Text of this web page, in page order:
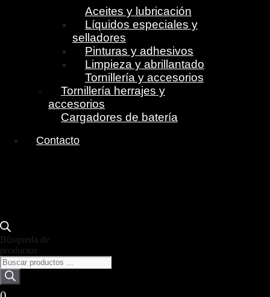
Aceites y lubricación
Líquidos especiales y
selladores
Pinturas y adhesivos
Limpieza y abrillantado
Tornillería y accesorios
Tornillería herrajes y
accesorios
Cargadores de batería
Contacto
Búsqueda de
productos